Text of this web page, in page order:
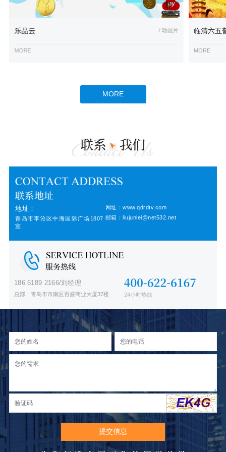
乐品云 / 动画片
MORE
临清六五
MORE
MORE
地址：
青岛市李沧区中海国际广场1807
室
网址：www.qdrdtv.com
邮箱：liujunlei@net532.net
186 6189 2166/刘经理
总部：青岛市市南区百盛商业大厦37楼 24小时热线